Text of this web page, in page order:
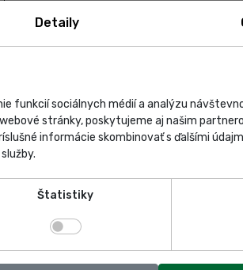
Detaily
funkcií sociálnych médií a analýzu
stránky, poskytujeme aj našim
informácie skombinovať s ďalšími
Štatistiky